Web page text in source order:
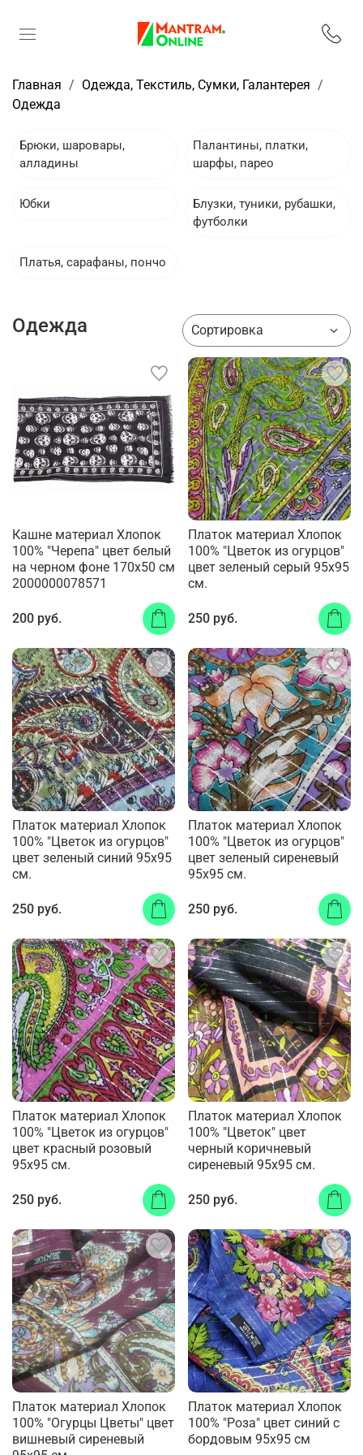
Главная
Одежда, Текстиль, Сумки, Галантерея
Одежда
Брюки, шаровары,
алладины
Палантины, платки,
шарфы, парео
Юбки
Блузки, туники, рубашки,
футболки
Платья, сарафаны, пончо
Одежда
Кашне материал Хлопок
100% "Черепа" цвет белый
на черном фоне 170x50 см
2000000078571
200 руб.
Платок материал Хлопок
100% "Цветок из огурцов"
цвет зеленый серый 95x95
см.
250 руб.
Платок материал Хлопок
100% "Цветок из огурцов"
цвет зеленый синий 95x95
см.
250 руб.
Платок материал Хлопок
100% "Цветок из огурцов"
цвет зеленый сиреневый
95x95 см.
250 руб.
Платок материал Хлопок
100% "Цветок из огурцов"
цвет красный розовый
95x95 см.
250 руб.
Платок материал Хлопок
100% "Цветок" цвет
черный коричневый
сиреневый 95x95 см.
250 руб.
Платок материал Хлопок
100% "Огурцы Цветы" цвет
вишневый сиреневый
Платок материал Хлопок
100% "Роза" цвет синий с
бордовым 95x95 см